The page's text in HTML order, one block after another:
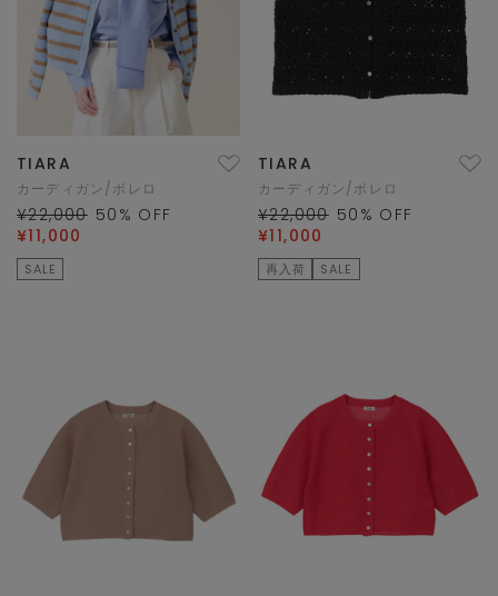
TIARA
カーディガン/ボレロ
¥22,000 50 % OFF
¥11,000
SALE
TIARA
カーディガン/ボレロ
¥22,000 50 % OFF
¥11,000
再入荷 SALE